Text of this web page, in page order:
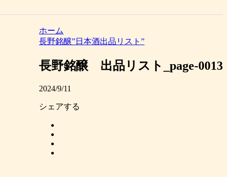
ホーム
長野銘醸”日本酒出品リスト”
長野銘醸 出品リスト_page-0013
2024/9/11
シェアする